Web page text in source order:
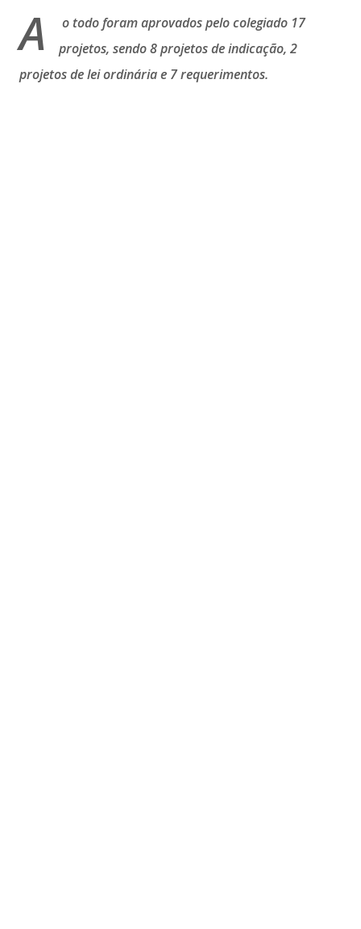
A
o todo foram aprovados pelo colegiado 17
projetos, sendo 8 projetos de indicação, 2
projetos de lei ordinária e 7 requerimentos.